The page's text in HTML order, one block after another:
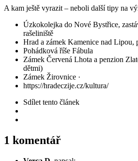
A kam ještě vyrazit – neboli další tipy na
Úzkokolejka do Nové Bystřice,
rašeliniště
Hrad a zámek Kamenice nad Lipou,
Pohádková říše Fábula
Zámek Červená Lhota a penzion
dětmi)
Zámek Žirovnice ·
https://hradeczije.cz/kultura/
Sdílet tento článek
1 komentář